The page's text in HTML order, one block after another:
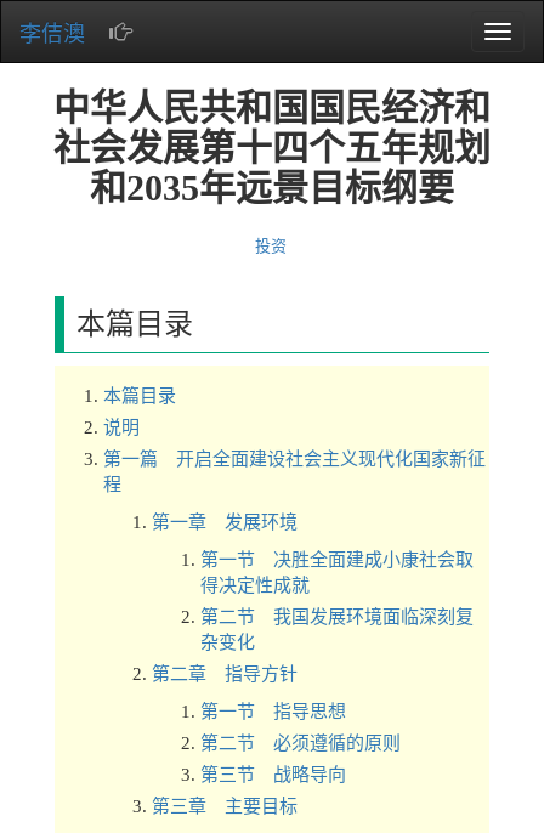
Toggle
李佶澳
中华人民共和国国民经济和
社会发展第十四个五年规划
和2035年远景目标纲要
投资
本篇目录
本篇目录
说明
第一篇 开启全面建设社会主义现代化国家新征
程
第一章 发展环境
第一节 决胜全面建成小康社会取
得决定性成就
第二节 我国发展环境面临深刻复
杂变化
第二章 指导方针
第一节 指导思想
第二节 必须遵循的原则
第三节 战略导向
第三章 主要目标